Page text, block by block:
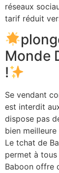
réseaux
tarif réduit
Monde
!
Se vendant
est interdit
dispose pas
bien
Le tchat de
permet à
Baboon offre